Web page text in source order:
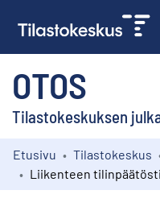
OTOS
Tilastokeskuksen
Kokoelmat
Etusivu Tilastokeskus